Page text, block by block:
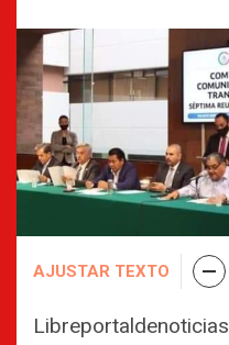
AJUSTAR TEXTO
Libreportaldenoticias